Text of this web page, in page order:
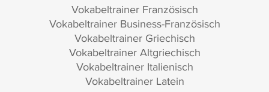
Vokabeltrainer Französisch
Vokabeltrainer Business-Französisch
Vokabeltrainer Griechisch
Vokabeltrainer Altgriechisch
Vokabeltrainer Italienisch
Vokabeltrainer Latein